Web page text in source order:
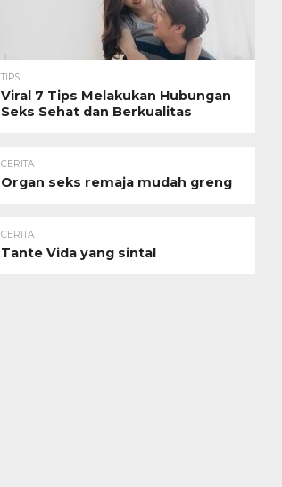
TIPS
Viral 7 Tips Melakukan Hubungan
Seks Sehat dan Berkualitas
CERITA
Organ seks remaja mudah greng
CERITA
Tante Vida yang sintal